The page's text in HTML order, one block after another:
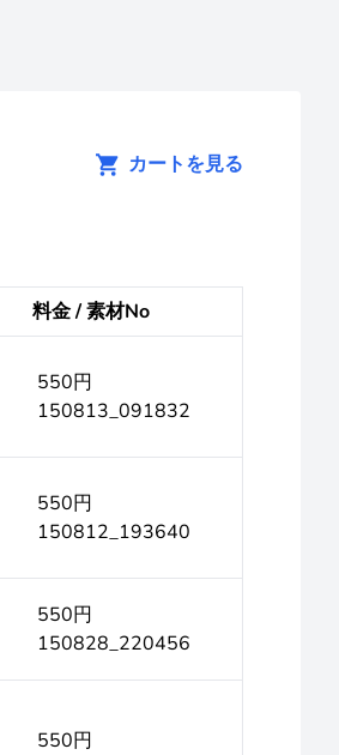
カートを見る
料金 / 素材No
550円
150813_091832
550円
150812_193640
550円
150828_220456
550円